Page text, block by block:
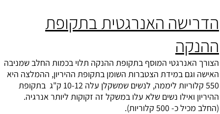
הדרישה האנרגטית בתקופת
ההנקה
הצורך האנרגטי המוסף בתקופת ההנקה תלוי בכמות החלב שמניבה
האישה וגם במידת הצטברות השומן בתקופת ההיריון, ההמלצה היא
550 קלוריות ליממה, לנשים שמשקלן עלה 10-12 ק"ג בתקופת
ההיריון ואילו נשים שלא עלו במשקל זה זקוקות ליותר אנרגיה.
(החלב מכיל כ- 500 קלוריות).